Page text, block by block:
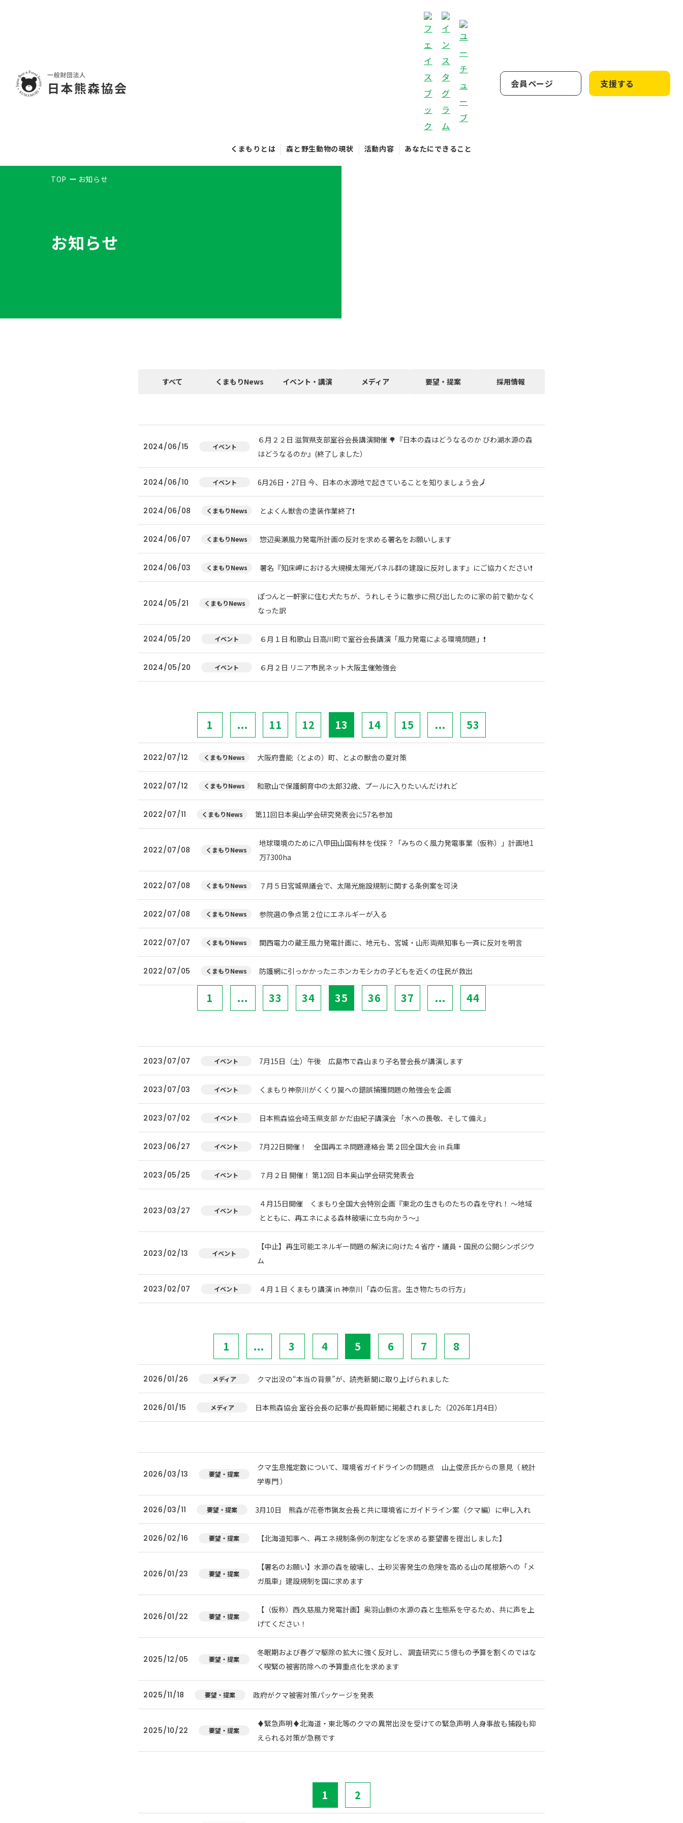
くまもりとは 森と野生動物の現状 活動内容 あなたにできること
会員ページ 支援する
TOP お知らせ
お知らせ
すべて くまもりNews イベント・講演 メディア 要望・提案 採用情報
2024/06/15 イベント
６月２２日 滋賀県支部室谷会長講演開催 🌳『日本の森はどうなるのか びわ湖水源の森
はどうなるのか』(終了しました）
2024/06/10 イベント 6月26日・27日 今、日本の水源地で起きていることを知りましょう会🗾
2024/06/08 くまもりNews とよくん獣舎の塗装作業終了❗
2024/06/07 くまもりNews 惣辺奥瀬風力発電所計画の反対を求める署名をお願いします
2024/06/03 くまもりNews 署名『知床岬における大規模太陽光パネル群の建設に反対します』にご協力ください❗
2024/05/21 くまもりNews
ぽつんと一軒家に住む犬たちが、うれしそうに散歩に飛び出したのに家の前で動かなく
なった訳
2024/05/20 イベント ６月１日 和歌山 日高川町で室谷会長講演「風力発電による環境問題」❗
2024/05/20 イベント ６月２日 リニア市民ネット大阪主催勉強会
1 ... 11 12 13 14 15 ... 53
2022/07/12 くまもりNews 大阪府豊能（とよの）町、とよの獣舎の夏対策
2022/07/12 くまもりNews 和歌山で保護飼育中の太郎32歳、プールに入りたいんだけれど
2022/07/11 くまもりNews 第11回日本奥山学会研究発表会に57名参加
2022/07/08 くまもりNews
地球環境のために八甲田山国有林を伐採？「みちのく風力発電事業（仮称）」計画地1
万7300ha
2022/07/08 くまもりNews ７月５日宮城県議会で、太陽光施設規制に関する条例案を可決
2022/07/08 くまもりNews 参院選の争点第２位にエネルギーが入る
2022/07/07 くまもりNews 関西電力の蔵王風力発電計画に、地元も、宮城・山形両県知事も一斉に反対を明言
2022/07/05 くまもりNews 防護網に引っかかったニホンカモシカの子どもを近くの住民が救出
1 ... 33 34 35 36 37 ... 44
2023/07/07 イベント 7月15日（土）午後 広島市で森山まり子名誉会長が講演します
2023/07/03 イベント くまもり神奈川がくくり罠への錯誤捕獲問題の勉強会を企画
2023/07/02 イベント 日本熊森協会埼玉県支部 かだ由紀子講演会 「水への畏敬、そして備え」
2023/06/27 イベント 7月22日開催！ 全国再エネ問題連絡会 第２回全国大会 in 兵庫
2023/05/25 イベント ７月２日 開催！ 第12回 日本奥山学会研究発表会
2023/03/27 イベント
４月15日開催 くまもり全国大会特別企画『東北の生きものたちの森を守れ！ 〜地域
とともに、再エネによる森林破壊に立ち向かう〜』
2023/02/13 イベント
【中止】再生可能エネルギー問題の解決に向けた４省庁・議員・国民の公開シンポジウ
ム
2023/02/07 イベント ４月１日 くまもり講演 in 神奈川「森の伝言。生き物たちの行方」
1 ... 3 4 5 6 7 8
2026/01/26 メディア クマ出没の“本当の背景”が、読売新聞に取り上げられました
2026/01/15 メディア 日本熊森協会 室谷会長の記事が長周新聞に掲載されました（2026年1月4日）
2026/03/13 要望・提案
クマ生息推定数について、環境省ガイドラインの問題点 山上俊彦氏からの意見（ 統計
学専門 ）
2026/03/11 要望・提案 3月10日 熊森が花巻市猟友会長と共に環境省にガイドライン案（クマ編）に申し入れ
2026/02/16 要望・提案 【北海道知事へ、再エネ規制条例の制定などを求める要望書を提出しました】
2026/01/23 要望・提案
【署名のお願い】水源の森を破壊し、土砂災害発生の危険を高める山の尾根筋への「メ
ガ風車」建設規制を国に求めます
2026/01/22 要望・提案
【（仮称）西久慈風力発電計画】奥羽山脈の水源の森と生態系を守るため、共に声を上
げてください！
2025/12/05 要望・提案
冬眠期および春グマ駆除の拡大に強く反対し、 調査研究に５億もの予算を割くのではな
く喫緊の被害防除への予算重点化を求めます
2025/11/18 要望・提案 政府がクマ被害対策パッケージを発表
2025/10/22 要望・提案
♦️緊急声明♦️北海道・東北等のクマの異常出没を受けての緊急声明 人身事故も捕殺も抑
えられる対策が急務です
1 2